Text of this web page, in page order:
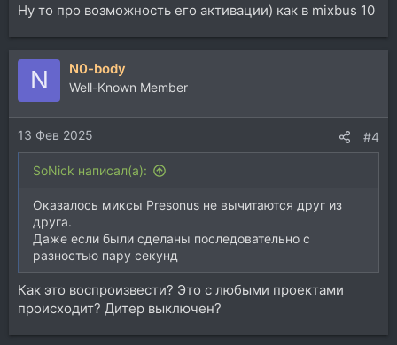
Ну то про возможность его активации) как в mixbus 10
N N0-body
Well-Known Member
13 Фев 2025 #4
SoNick написал(а):
Оказалось миксы Presonus не вычитаются друг из
друга.
Даже если были сделаны последовательно с
разностью пару секунд
Как это воспроизвести? Это с любыми проектами
происходит? Дитер выключен?